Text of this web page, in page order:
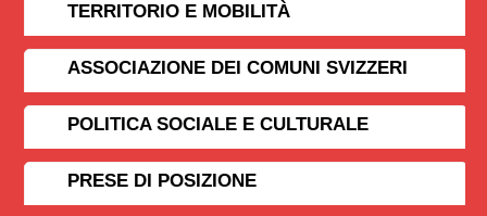
TERRITORIO E MOBILITÀ
ASSOCIAZIONE DEI COMUNI SVIZZERI
POLITICA SOCIALE E CULTURALE
PRESE DI POSIZIONE